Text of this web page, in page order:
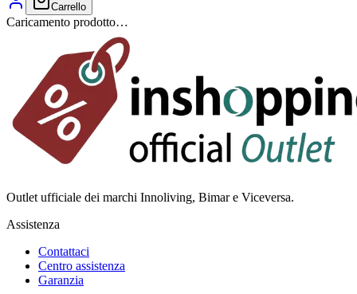
Carrello
Caricamento prodotto…
Outlet ufficiale dei marchi Innoliving, Bimar e Viceversa.
Assistenza
Contattaci
Centro assistenza
Garanzia